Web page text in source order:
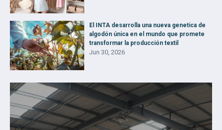
El INTA desarrolla una nueva genetica de
algodón única en el mundo que promete
transformar la producción textil
Jun 30, 2026